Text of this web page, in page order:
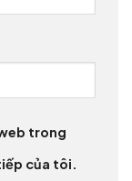
trong
của tôi.